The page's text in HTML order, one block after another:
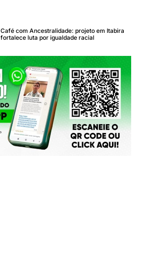
Café com Ancestralidade: projeto em Itabira
fortalece luta por igualdade racial